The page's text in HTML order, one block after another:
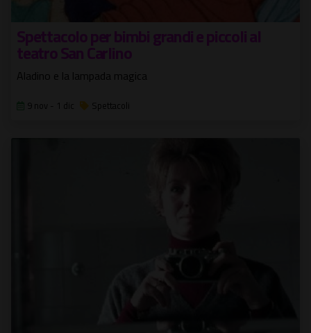
Spettacolo per bimbi grandi e piccoli al
teatro San Carlino
Aladino e la lampada magica
9 nov - 1 dic Spettacoli